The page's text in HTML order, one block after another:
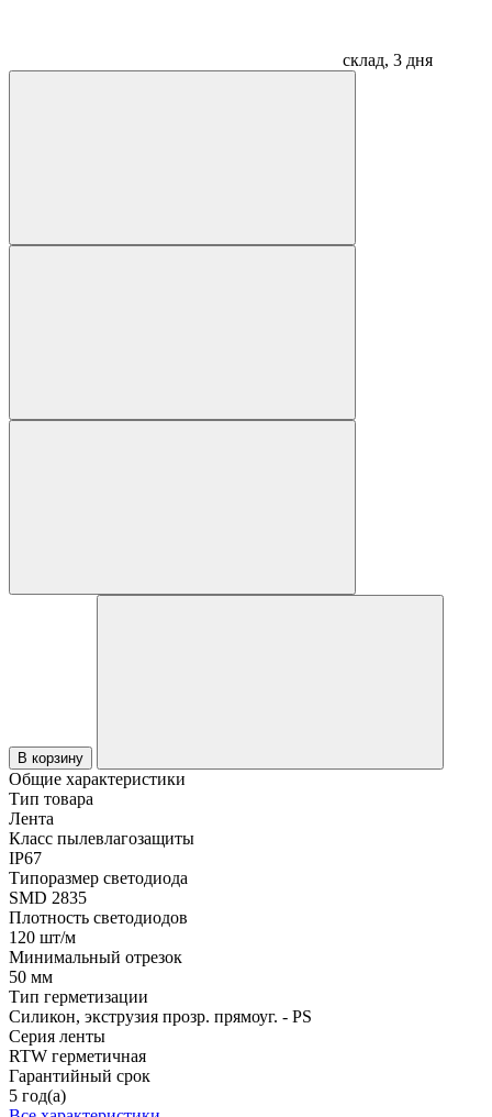
склад, 3 дня
В корзину
Общие характеристики
Тип товара
Лента
Класс пылевлагозащиты
IP67
Типоразмер светодиода
SMD 2835
Плотность светодиодов
120 шт/м
Минимальный отрезок
50 мм
Тип герметизации
Силикон, экструзия прозр. прямоуг. - PS
Серия ленты
RTW герметичная
Гарантийный срок
5 год(а)